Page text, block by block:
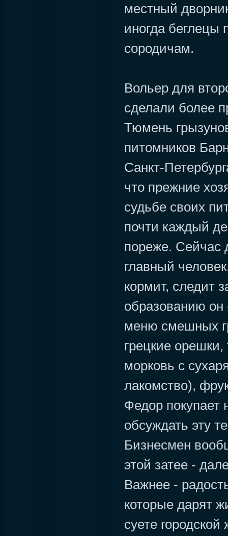
местный
иногда беглецы
сородичам.
Вольер для
сделали более
Тюмень
питомников
Санкт-
что прежние
судьбе своих
почти каждый
пореже. Сейчас
главный
кормит, следит
образованию он
меню смешных
грецкие
морковь с
лакомство),
Федор покупает
обсуждать эту
Бизнесмен
этой затее -
Важнее -
которые дарят
суете